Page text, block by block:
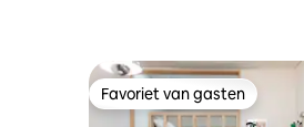
Favoriet van gasten
Favoriet van gasten